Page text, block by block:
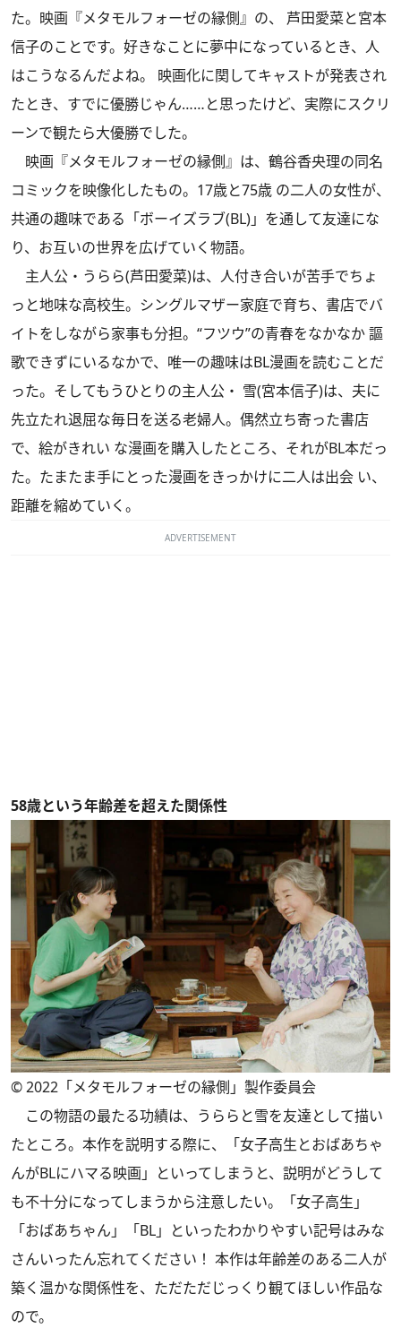
た。映画『メタモルフォーゼの縁側』の、 芦田愛菜と宮本
信子のことです。好きなことに夢中になっているとき、人
はこうなるんだよね。 映画化に関してキャストが発表され
たとき、すでに優勝じゃん……と思ったけど、実際にスクリ
ーンで観たら大優勝でした。
映画『メタモルフォーゼの縁側』は、鶴谷香央理の同名
コミックを映像化したもの。17歳と75歳 の二人の女性が、
共通の趣味である「ボーイズラブ(BL)」を通して友達にな
り、お互いの世界を広げていく物語。
主人公・うらら(芦田愛菜)は、人付き合いが苦手でちょ
っと地味な高校生。シングルマザー家庭で育ち、書店でバ
イトをしながら家事も分担。“フツウ”の青春をなかなか 謳
歌できずにいるなかで、唯一の趣味はBL漫画を読むことだ
った。そしてもうひとりの主人公・ 雪(宮本信子)は、夫に
先立たれ退屈な毎日を送る老婦人。偶然立ち寄った書店
で、絵がきれい な漫画を購入したところ、それがBL本だっ
た。たまたま手にとった漫画をきっかけに二人は出会 い、
距離を縮めていく。
ADVERTISEMENT
58歳という年齢差を超えた関係性
© 2022「メタモルフォーゼの縁側」製作委員会
この物語の最たる功績は、うららと雪を友達として描い
たところ。本作を説明する際に、「女子高生とおばあちゃ
んがBLにハマる映画」といってしまうと、説明がどうして
も不十分になってしまうから注意したい。「女子高生」
「おばあちゃん」「BL」といったわかりやすい記号はみな
さんいったん忘れてください！ 本作は年齢差のある二人が
築く温かな関係性を、ただただじっくり観てほしい作品な
ので。